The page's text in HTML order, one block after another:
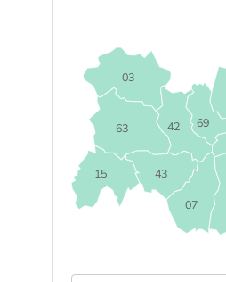
03
07
15
42
43
63 69